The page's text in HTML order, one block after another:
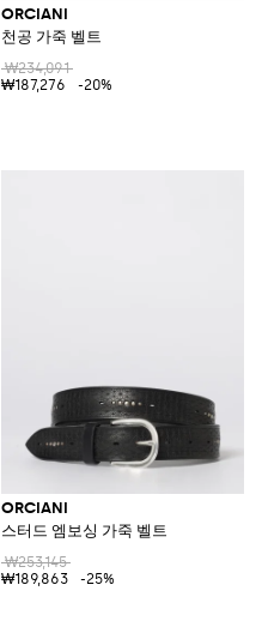
ORCIANI
천공 가죽 벨트
₩234,091
₩187,276
-20%
ORCIANI
스터드 엠보싱 가죽 벨트
₩253,145
₩189,863
-25%